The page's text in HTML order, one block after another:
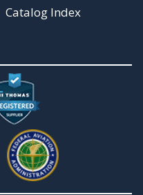
Catalog Index